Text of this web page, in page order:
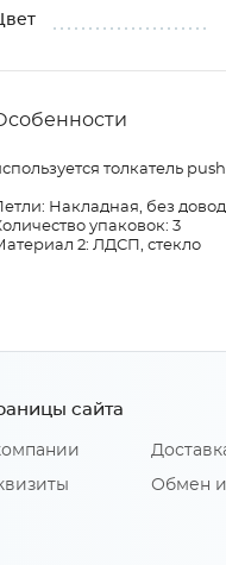
толкатель
Петли: Накладная, без
упаковок: 3
2: ЛДСП, стекло
сайта
Обмен и